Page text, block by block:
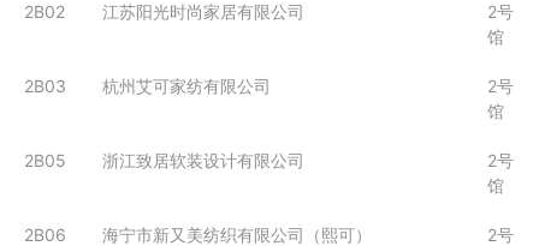
2B02 江苏阳光时尚家居有限公司
2号
馆
2B03 杭州艾可家纺有限公司
2号
馆
2B05 浙江致居软装设计有限公司
2号
馆
2B06 海宁市新又美纺织有限公司（熙可）
2号